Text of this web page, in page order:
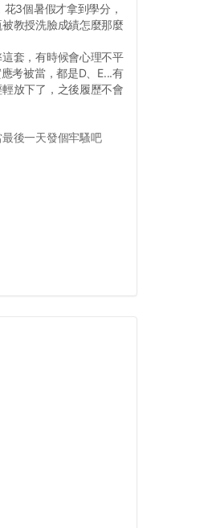
3個暑假才拿到學分，
教授洗臉成績怎麼那麼
套，有時候會心理不平
考被當，都是D、E...有
放下了，之後履歷不會
後一天發個牢騷吧